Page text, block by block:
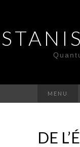
MENU
DE